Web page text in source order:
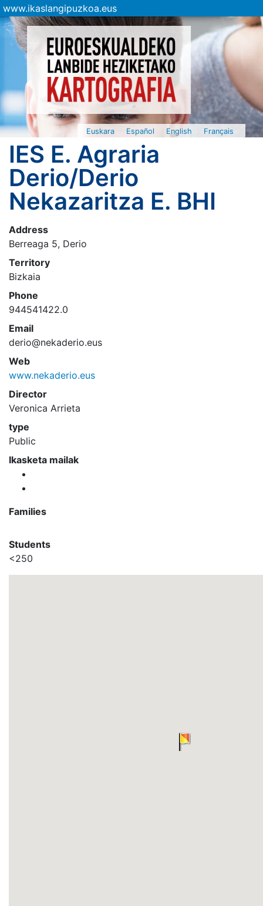
www.ikaslangipuzkoa.eus
Euskara Español English Français
IES E. Agraria
Derio/Derio
Nekazaritza E. BHI
Address
Berreaga 5, Derio
Territory
Bizkaia
Phone
944541422.0
Email
derio@nekaderio.eus
Web
www.nekaderio.eus
Director
Veronica Arrieta
type
Public
Ikasketa mailak
Families
Students
<250